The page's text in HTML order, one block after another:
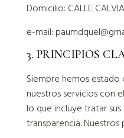
Domicilio: CALLE
e-mail:
3. PRINCIPIOS
Siempre hemos
nuestros servicios con
lo que incluye tratar
transparencia. Nuestros